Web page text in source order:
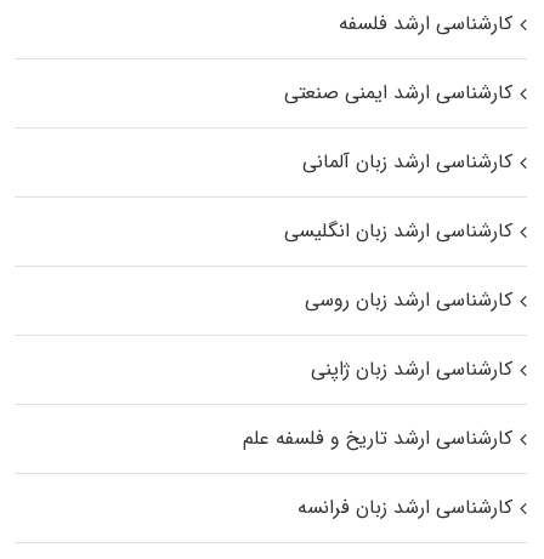
کارشناسی ارشد فلسفه
کارشناسی ارشد ایمنی صنعتی
کارشناسی ارشد زبان آلمانی
کارشناسی ارشد زبان انگلیسی
کارشناسی ارشد زبان روسی
کارشناسی ارشد زبان ژاپنی
کارشناسی ارشد تاریخ و فلسفه علم
کارشناسی ارشد زبان فرانسه